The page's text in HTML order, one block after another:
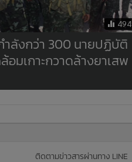
494
ำลังกว่า 300 นายปฏิบัติ
มเกาะกวาดล้างยาเสพ
ติดตามข่าวสารผ่านทาง LINE